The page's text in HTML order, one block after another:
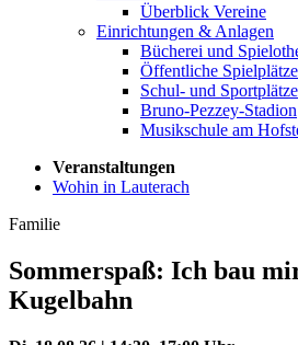
Überblick Vereine
Einrichtungen & Anlagen
Bücherei und
Öffentliche
Schul- und Sportplätze
Bruno-Pezzey-Stadion
Musikschule am
Veranstaltungen
Wohin in Lauterach
Familie
Sommerspaß: Ich bau
Kugelbahn